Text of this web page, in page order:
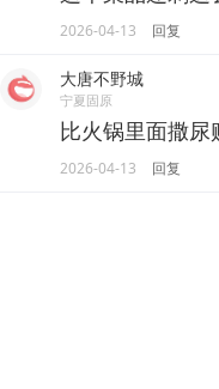
2026-04-13 回复
大唐不野城
宁夏固原
比火锅里面撒
2026-04-13 回复